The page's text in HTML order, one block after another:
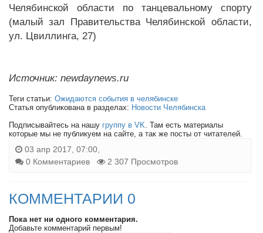
Челябинской области по танцевальному спорту
(малый зал Правительства Челябинской области,
ул. Цвиллинга, 27)
Источник: newdaynews.ru
Теги статьи: Ожидаются события в челябинске
Статья опубликована в разделах: Новости Челябинска
Подписывайтесь на нашу группу в VK. Там есть материалы
которые мы не публикуем на сайте, а так же посты от читателей.
03 апр 2017, 07:00,
0 Комментариев
2 307 Просмотров
КОММЕНТАРИИ 0
Пока нет ни одного комментария.
Добавьте комментарий первым!